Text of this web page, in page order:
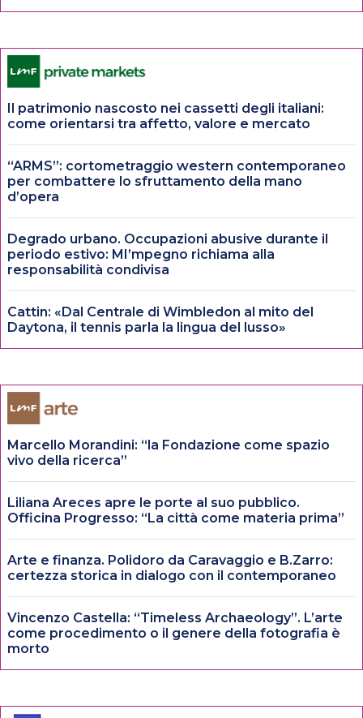
Il patrimonio nascosto nei cassetti degli italiani:
come orientarsi tra affetto, valore e mercato
“ARMS”: cortometraggio western contemporaneo
per combattere lo sfruttamento della mano
d’opera
Degrado urbano. Occupazioni abusive durante il
periodo estivo: MI’mpegno richiama alla
responsabilità condivisa
Cattin: «Dal Centrale di Wimbledon al mito del
Daytona, il tennis parla la lingua del lusso»
Marcello Morandini: “la Fondazione come spazio
vivo della ricerca”
Liliana Areces apre le porte al suo pubblico.
Officina Progresso: “La città come materia prima”
Arte e finanza. Polidoro da Caravaggio e B.Zarro:
certezza storica in dialogo con il contemporaneo
Vincenzo Castella: “Timeless Archaeology”. L’arte
come procedimento o il genere della fotografia è
morto